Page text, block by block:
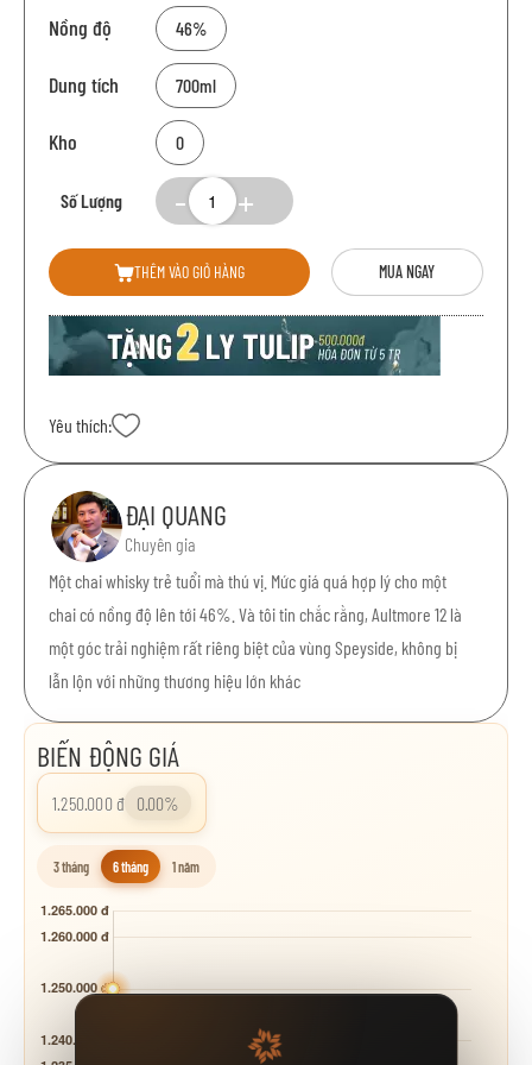
Nồng độ 46%
Dung tích 700ml
Kho 0
Số Lượng
THÊM VÀO GIỎ HÀNG MUA NGAY
Yêu thích:
ĐẠI QUANG
Chuyên gia
Một chai whisky trẻ tuổi mà thú vị. Mức giá quá hợp lý cho một
chai có nồng độ lên tới 46%. Và tôi tin chắc rằng, Aultmore 12 là
một góc trải nghiệm rất riêng biệt của vùng Speyside, không bị
lẫn lộn với những thương hiệu lớn khác
BIẾN ĐỘNG GIÁ
1.250.000 đ 0.00%
3 tháng 6 tháng 1 năm